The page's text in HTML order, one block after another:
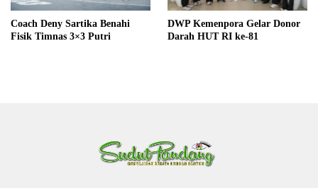
Coach Deny Sartika Benahi
Fisik Timnas 3×3 Putri
DWP Kemenpora Gelar Donor
Darah HUT RI ke-81